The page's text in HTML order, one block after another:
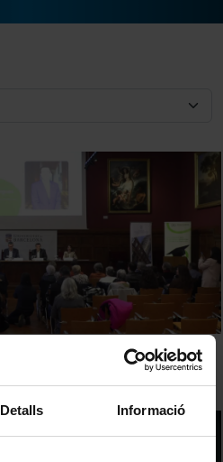
Detalls Informació
Fundación DomusVi.